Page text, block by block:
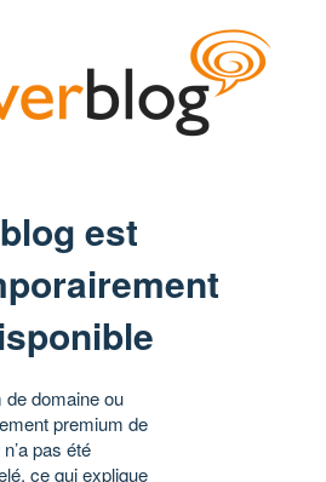
est
de domaine ou
premium de
pas été
ce qui explique